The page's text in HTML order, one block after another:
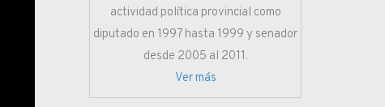
actividad política provincial como
diputado en 1997 hasta 1999 y senador
desde 2005 al 2011.
Ver más